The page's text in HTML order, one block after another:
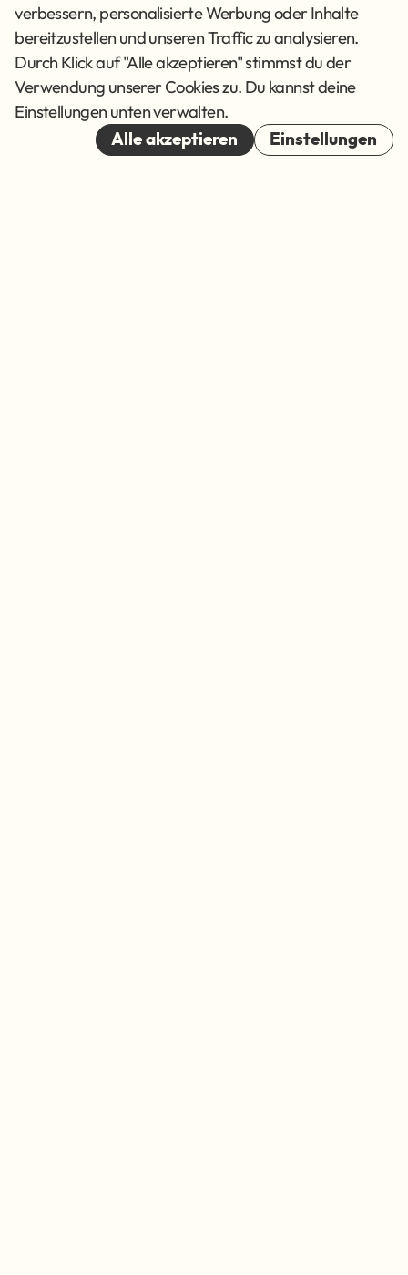
Impressum
Datenschutz
AGB
© 2026
verbessern, personalisierte Werbung oder Inhalte
bereitzustellen und unseren Traffic zu analysieren.
Durch Klick auf "Alle akzeptieren" stimmst du der
Verwendung unserer Cookies zu. Du kannst deine
Einstellungen unten verwalten.
Alle akzeptieren Einstellungen